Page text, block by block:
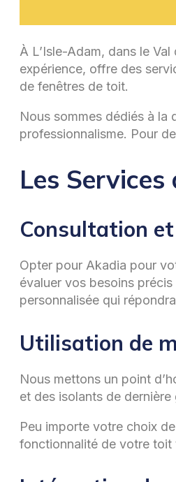
À L’Isle-Adam, dans le Val
expérience, offre des
de fenêtres de toit.
Nous sommes dédiés à
professionnalisme. Pour
Les
Consultation
Opter pour Akadia pour
évaluer vos besoins
personnalisée qui
Utilisation de
Nous mettons un point
et des isolants de
Peu importe votre choix
fonctionnalité de votre toit